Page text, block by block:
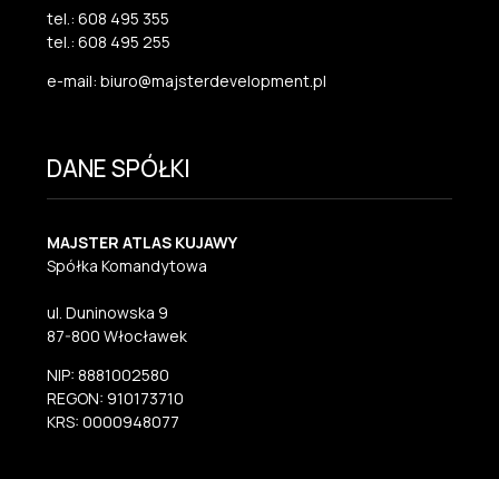
tel.: 608 495 355
tel.: 608 495 255
e-mail: biuro@majsterdevelopment.pl
DANE SPÓŁKI
MAJSTER ATLAS KUJAWY
Spółka Komandytowa
ul. Duninowska 9
87-800 Włocławek
NIP: 8881002580
REGON: 910173710
KRS: 0000948077